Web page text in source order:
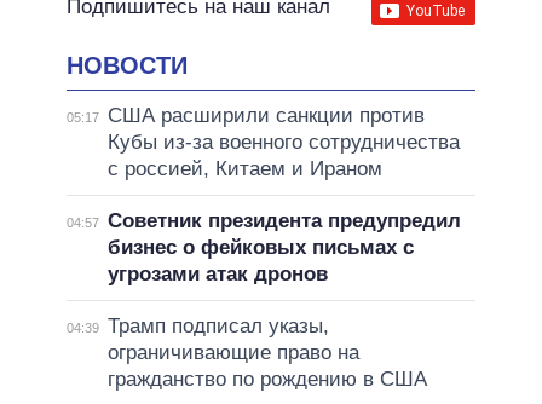
Подпишитесь на наш канал
НОВОСТИ
05:17
США расширили санкции против
Кубы из-за военного сотрудничества
с россией, Китаем и Ираном
04:57 Советник президента предупредил
бизнес о фейковых письмах с
угрозами атак дронов
04:39 Трамп подписал указы,
ограничивающие право на
гражданство по рождению в США